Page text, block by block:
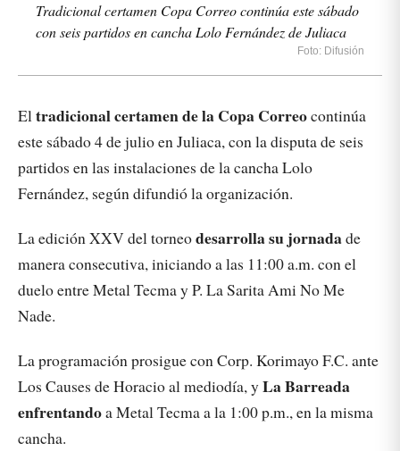
Tradicional certamen Copa Correo continúa este sábado
con seis partidos en cancha Lolo Fernández de Juliaca
Foto: Difusión
Eltradicional certamen de la Copa Correocontinúa
este sábado 4 de julio en Juliaca, con la disputa de seis
partidos en las instalaciones de la cancha Lolo
Fernández, según difundió la organización.
La edición XXV del torneodesarrolla su jornadade
manera consecutiva, iniciando a las 11:00 a.m. con el
duelo entre Metal Tecma y P. La Sarita Ami No Me
Nade.
La programación prosigue con Corp. Korimayo F.C. ante
Los Causes de Horacio al mediodía, yLa Barreada
enfrentandoa Metal Tecma a la 1:00 p.m., en la misma
cancha.